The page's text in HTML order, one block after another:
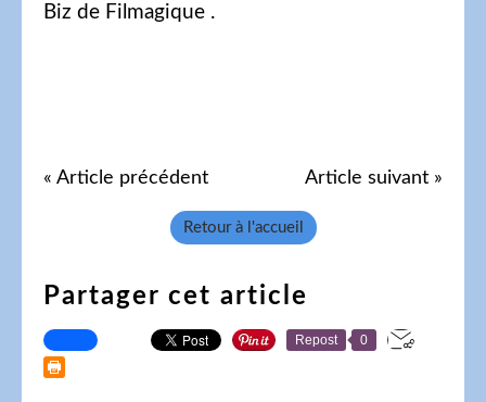
Biz de Filmagique .
« Article précédent Article suivant »
Retour à l'accueil
Partager cet article
Repost 0